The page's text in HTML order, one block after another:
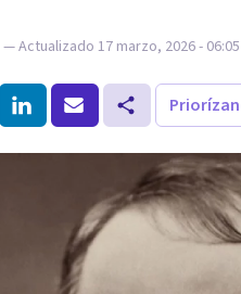
— Actualizado 17 marzo, 2026 - 06:05